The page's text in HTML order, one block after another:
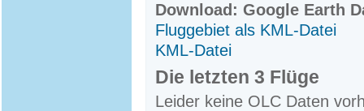
Download: Google Earth
Fluggebiet als KML-Datei
KML-Datei
Die letzten 3 Flüge
Leider keine OLC Daten